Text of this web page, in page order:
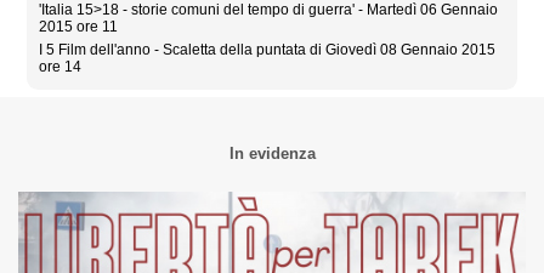
'Italia 15>18 - storie comuni del tempo di guerra' - Martedì 06 Gennaio
2015 ore 11
I 5 Film dell'anno - Scaletta della puntata di Giovedì 08 Gennaio 2015
ore 14
In evidenza